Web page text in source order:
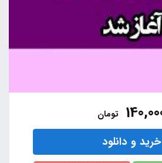
تومان
خرید و دانلود